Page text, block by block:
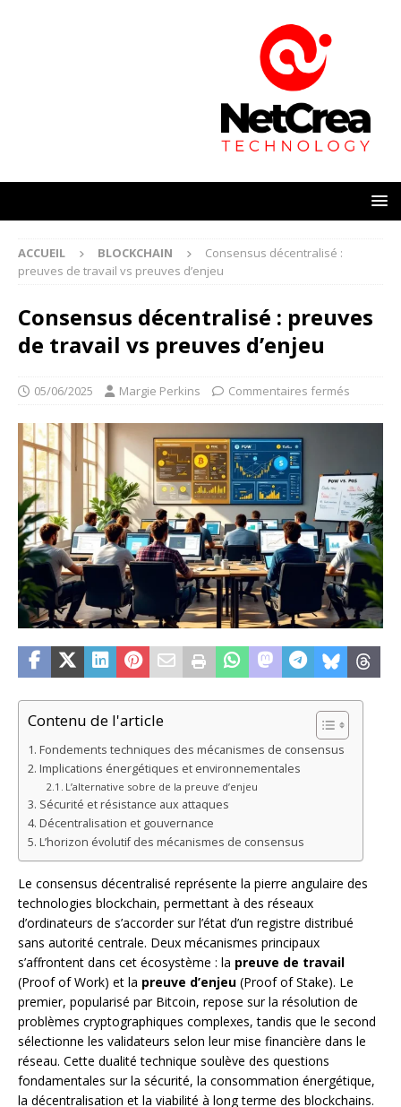
ACCUEIL BLOCKCHAIN
Consensus décentralisé :
preuves de travail vs preuves d’enjeu
Consensus décentralisé : preuves
de travail vs preuves d’enjeu
05/06/2025 Margie Perkins Commentaires fermés
Contenu de l'article
Fondements techniques des mécanismes de consensus
Implications énergétiques et environnementales
L’alternative sobre de la preuve d’enjeu
Sécurité et résistance aux attaques
Décentralisation et gouvernance
L’horizon évolutif des mécanismes de consensus
Le consensus décentralisé représente la pierre angulaire des
technologies blockchain, permettant à des réseaux
d’ordinateurs de s’accorder sur l’état d’un registre distribué
sans autorité centrale. Deux mécanismes principaux
s’affrontent dans cet écosystème : la preuve de travail
(Proof of Work) et la preuve d’enjeu (Proof of Stake). Le
premier, popularisé par Bitcoin, repose sur la résolution de
problèmes cryptographiques complexes, tandis que le second
sélectionne les validateurs selon leur mise financière dans le
réseau. Cette dualité technique soulève des questions
fondamentales sur la sécurité, la consommation énergétique,
la décentralisation et la viabilité à long terme des blockchains.